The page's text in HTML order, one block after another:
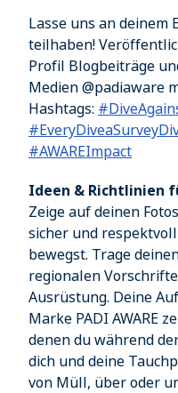
Lasse uns an deinem
teilhaben!
Profil Blogbeiträge
Medien @padiaware
Hashtags:
#AWAREImpact
Ideen & Richtlinien
Zeige auf deinen
sicher und
bewegst. Trage
regionalen
Ausrüstung. Deine
Marke PADI AWARE
denen du während
dich und deine
von Müll, über oder